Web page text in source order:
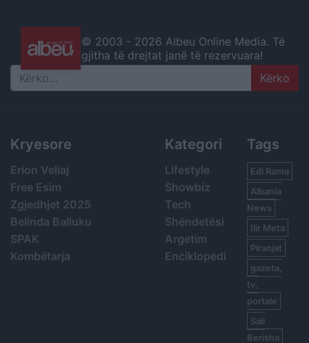
© 2003 - 2026 Albeu Online Media. Të
gjitha të drejtat janë të rezervuara!
Search
Kryesore
Erion Veliaj
Free Esim
Zgjedhjet 2025
Belinda Balluku
SPAK
Kombëtarja
Kategori
Lifestyle
Showbiz
Tech
Shëndetësi
Argetim
Enciklopedi
Tags
Edi Rama
Albania
News
Ilir Meta
Piranjat
gazeta,
tv,
portale
Sali
Berisha